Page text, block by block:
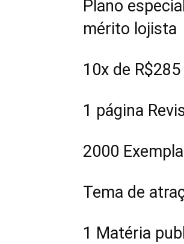
Plano
mérito lojista
10x de R$285
1 página
2000
Tema de
1 Matéria